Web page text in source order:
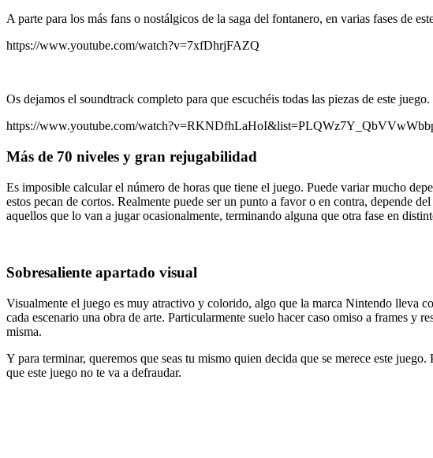
A parte para los más fans o nostálgicos de la saga del fontanero, en varias fases de
https://www.youtube.com/watch?v=7xfDhrjFAZQ
Os dejamos el soundtrack completo para que escuchéis todas las piezas de este juego.
https://www.youtube.com/
Más de 70 niveles y gran rejugabilidad
Es imposible calcular el número de horas que tiene el juego. Puede variar mucho
estos pecan de cortos. Realmente puede ser un punto a favor o en contra, depende
aquellos que lo van a jugar ocasionalmente, terminando alguna que otra fase en
Sobresaliente apartado visual
Visualmente el juego es muy atractivo y colorido, algo que la marca Nintendo lleva
cada escenario una obra de arte. Particularmente suelo hacer caso omiso a frames
misma.
Y para terminar, queremos que seas tu mismo quien decida que se merece este
que este juego no te va a defraudar.